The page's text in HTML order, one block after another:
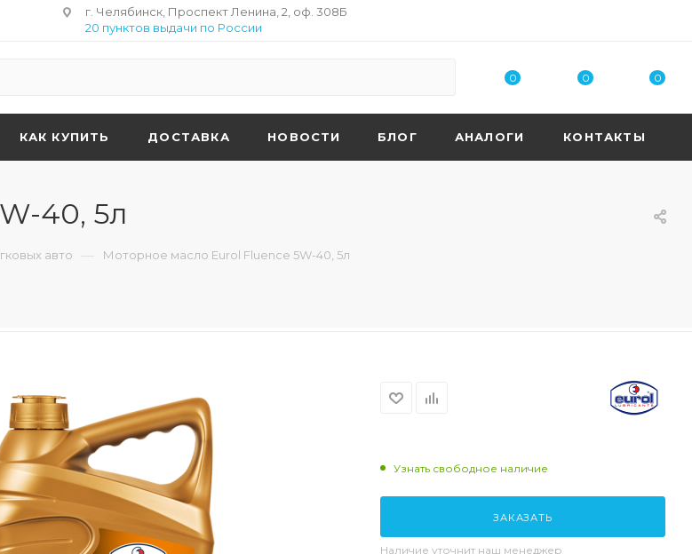
г. Челябинск, Проспект Ленина, 2, оф. 308Б
20 пунктов выдачи по России
0 0 0
КАК КУПИТЬ ДОСТАВКА НОВОСТИ БЛОГ АНАЛОГИ КОНТАКТЫ
40, 5л
авто — Моторное масло Eurol Fluence 5W-40, 5л
Узнать свободное наличие
ЗАКАЗАТЬ
Наличие уточнит наш менеджер